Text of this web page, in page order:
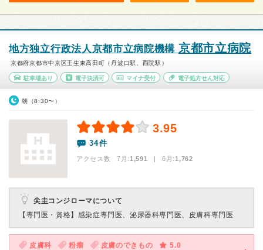
地方独立行政法人京都市立病院機構 京都市立病院
京都府京都市中京区壬生東高田町（丹波口駅、西院駅）
駐車場あり 電子決済可 マイナ受付 電子処方せん対応
朝（8:30〜）
3.95
34件
アクセス数 7月:1,591 | 6月:1,762
尖圭コンジローマについて
【専門医・資格】 感染症専門医、泌尿器科専門医、皮膚科専門医
皮膚科 粉瘤 皮膚のできもの
5.0